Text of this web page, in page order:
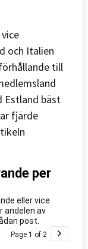
och Italien
till
Estland bäst
fjärde